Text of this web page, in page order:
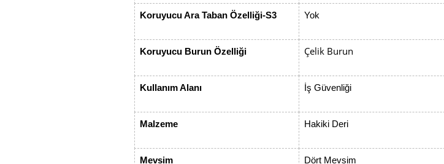
Koruyucu Ara Taban Özelliği-S3 Yok
Koruyucu Burun Özelliği Çelik Burun
Kullanım Alanı İş Güvenliği
Malzeme Hakiki Deri
Mevsim Dört Mevsim